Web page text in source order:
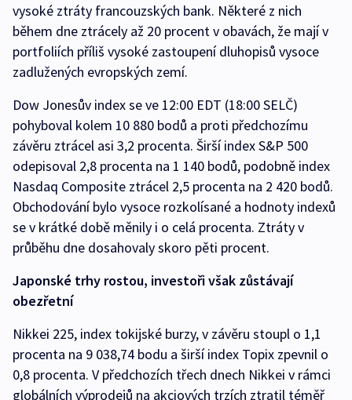
vysoké ztráty francouzských bank. Některé z nich
během dne ztrácely až 20 procent v obavách, že mají v
portfoliích příliš vysoké zastoupení dluhopisů vysoce
zadlužených evropských zemí.
Dow Jonesův index se ve 12:00 EDT (18:00 SELČ)
pohyboval kolem 10 880 bodů a proti předchozímu
závěru ztrácel asi 3,2 procenta. Širší index S&P 500
odepisoval 2,8 procenta na 1 140 bodů, podobně index
Nasdaq Composite ztrácel 2,5 procenta na 2 420 bodů.
Obchodování bylo vysoce rozkolísané a hodnoty indexů
se v krátké době měnily i o celá procenta. Ztráty v
průběhu dne dosahovaly skoro pěti procent.
Japonské trhy rostou, investoři však zůstávají
obezřetní
Nikkei 225, index tokijské burzy, v závěru stoupl o 1,1
procenta na 9 038,74 bodu a širší index Topix zpevnil o
0,8 procenta. V předchozích třech dnech Nikkei v rámci
globálních výprodejů na akciových trzích ztratil téměř